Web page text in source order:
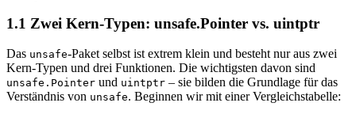
1.1 Zwei Kern-Typen: unsafe.Pointer vs. uintptr
Das unsafe-Paket selbst ist extrem klein und besteht nur aus zwei
Kern-Typen und drei Funktionen. Die wichtigsten davon sind
unsafe.Pointer und uintptr – sie bilden die Grundlage für das
Verständnis von unsafe. Beginnen wir mit einer Vergleichstabelle: